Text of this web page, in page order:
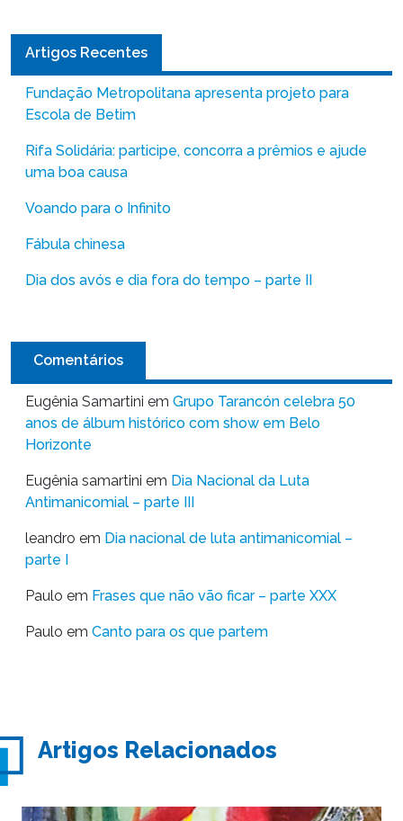
Artigos Recentes
Fundação Metropolitana apresenta projeto para
Escola de Betim
Rifa Solidária: participe, concorra a prêmios e ajude
uma boa causa
Voando para o Infinito
Fábula chinesa
Dia dos avós e dia fora do tempo – parte II
Comentários
Eugênia Samartini em Grupo Tarancón celebra 50
anos de álbum histórico com show em Belo
Horizonte
Eugênia samartini em Dia Nacional da Luta
Antimanicomial – parte III
leandro em Dia nacional de luta antimanicomial –
parte I
Paulo em Frases que não vão ficar – parte XXX
Paulo em Canto para os que partem
Artigos Relacionados